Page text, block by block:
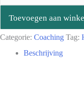
Toevoegen aan
Categorie: Coaching Tag:
Beschrijving